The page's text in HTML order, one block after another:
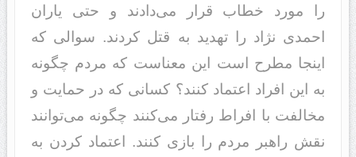
را مورد خطاب قرار می‌دادند و حتی یاران
احمدی نژاد را تهدید به قتل کردند. سوالی که
اینجا مطرح است این معناست که مردم چگونه
به این افراد اعتماد کنند؟ کسانی که در حمایت و
مخالفت با افراط رفتار می‌کنند چگونه می‌توانند
نقش راهبر مردم را بازی کنند. اعتماد کردن به